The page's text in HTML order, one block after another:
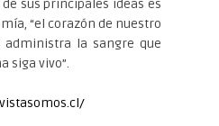
sus principales ideas es
“el corazón de nuestro
administra la sangre que
siga vivo”.